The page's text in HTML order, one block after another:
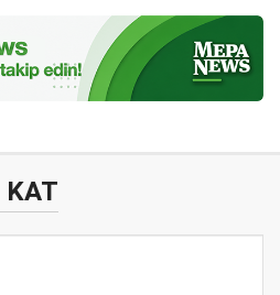
KAT